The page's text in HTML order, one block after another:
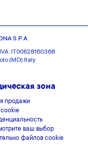
S.P.A.
IT00628160368
(MO) Italy
зона
продажи
ваш выбор
файлов cookie